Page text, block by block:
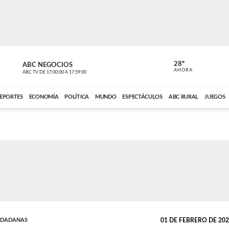
ABC NEGOCIOS
ABC TV DE 17:00:00 A 17:59:00 ABC CARDINAL
28º
AHORA
ECONOMÍA POLÍTICA MUNDO ESPECTÁCULOS ABC RURAL JUEGOS
01 DE FEBRERO DE